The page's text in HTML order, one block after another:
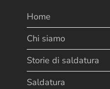
Home
Chi siamo
Storie di saldatura
Saldatura